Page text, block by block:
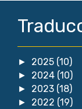
► 2025 (10)
► 2024 (10)
► 2023 (18)
► 2022 (19)